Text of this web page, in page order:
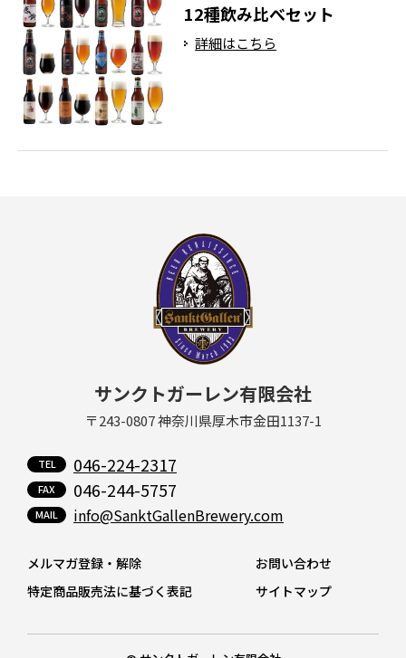
12種飲み比べセット
詳細はこちら
サンクトガーレン有限会社
〒243-0807 神奈川県厚木市金田1137-1
046-224-2317
046-244-5757
info@SanktGallenBrewery.com
メルマガ登録・解除
お問い合わせ
特定商品販売法に基づく表記
サイトマップ